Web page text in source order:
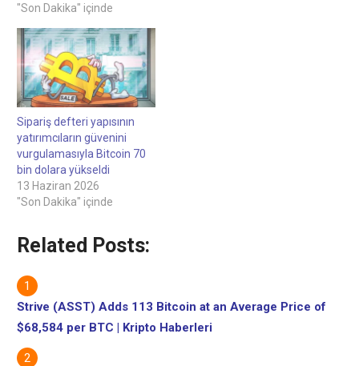
"Son Dakika" içinde
Sipariş defteri yapısının
yatırımcıların güvenini
vurgulamasıyla Bitcoin 70
bin dolara yükseldi
13 Haziran 2026
"Son Dakika" içinde
Related Posts:
Strive (ASST) Adds 113 Bitcoin at an Average Price of
$68,584 per BTC | Kripto Haberleri